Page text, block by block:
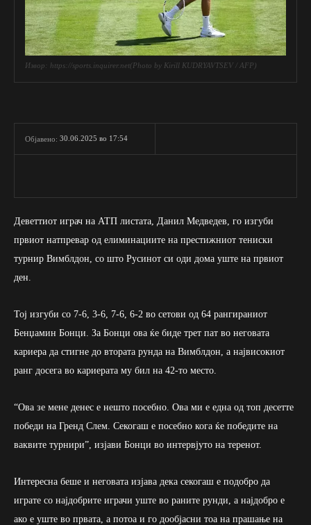
Извор: https://sports.inquirer.net(Photo by Kirill KUDRYAVTSEV / AFP)
Објавено: 30.06.2025 во 17:54
Деветтиот играч на АТП листата, Данил Медведев, го изгуби
првиот натпревар од елиминациите на престижниот тениски
турнир Вимблдон, со што Русинот си оди дома уште на првиот
ден.
Тој изгуби со 7-6, 3-6, 7-6, 6-2 во сетови од 64 рангираниот
Бенџамин Бонци. За Бонци ова ќе биде трет пат во неговата
кариера да стигне до втората рунда на Вимблдон, а највисокиот
ранг досега во кариерата му бил на 42-то место.
“Ова зе мене денес е нешто посебно. Ова ми е една од топ десетте
победи на Гренд Слем. Секогаш е посебно кога ќе победите на
ваквите турнири”, изјави Бонци во интервјуто на теренот.
Интересна беше и неговата изјава дека секогаш е подобро да
играте со најдобрите играчи уште во раните рунди, а најдобро е
ако е уште во првата, а потоа и го дообјасни тоа на прашање на